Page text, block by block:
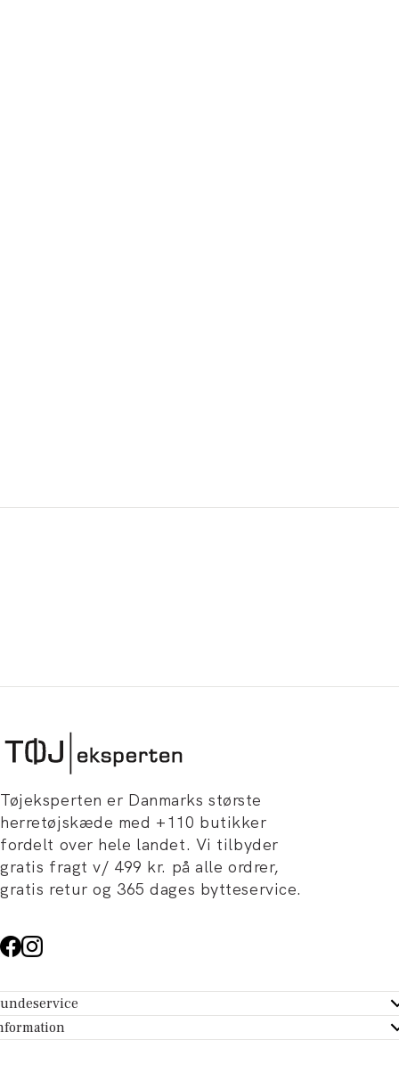
Tøjeksperten er Danmarks største
herretøjskæde med +110 butikker
fordelt over hele landet. Vi tilbyder
gratis fragt v/ 499 kr. på alle ordrer,
gratis retur og 365 dages bytteservice.
- Hjælpecenter
Tøjeksperten